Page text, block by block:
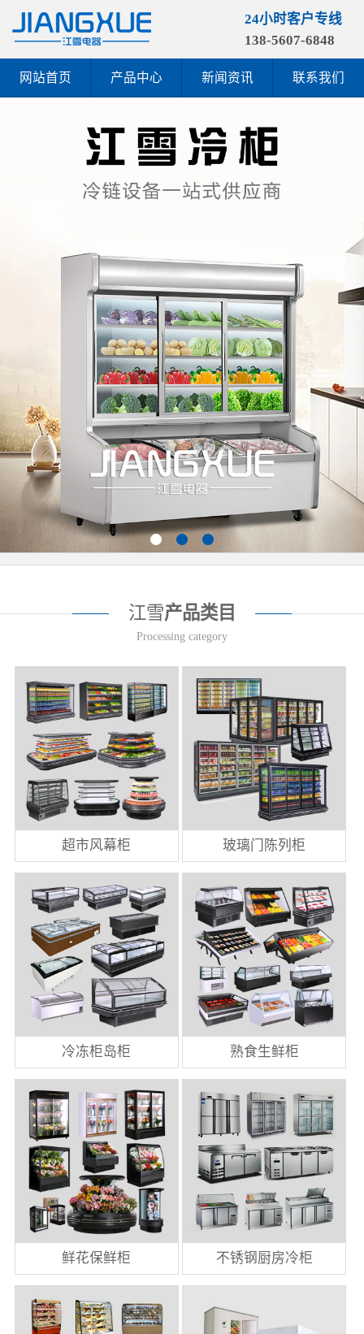
24小时客户专线
138-5607-6848
网站首页 产品中心 新闻资讯 联系我们
江雪产品类目
Processing category
超市风幕柜 玻璃门陈列柜
冷冻柜岛柜 熟食生鲜柜
鲜花保鲜柜 不锈钢厨房冷柜